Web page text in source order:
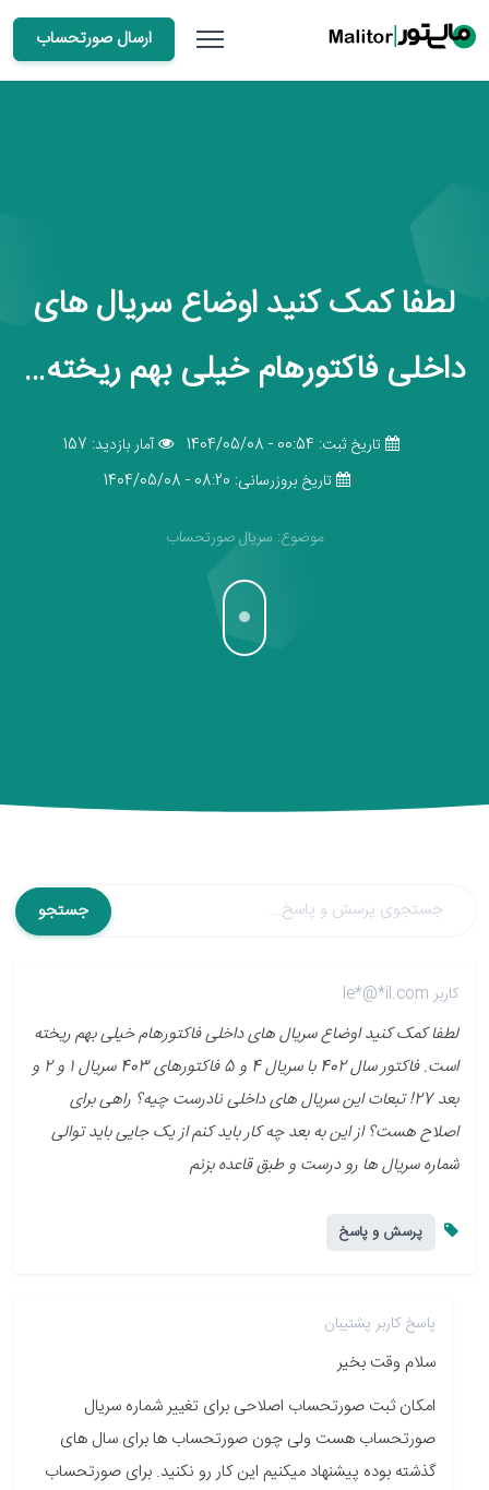
ارسال صورتحساب
لطفا کمک کنید اوضاع سریال های
داخلی فاکتورهام خیلی بهم ریخته…
تاریخ ثبت: 00:54 - 1404/05/08
آمار بازدید: 157
تاریخ بروزرسانی: 08:20 - 1404/05/08
موضوع: سریال صورتحساب
جستجو
کاربر le*@*il.com
لطفا کمک کنید اوضاع سریال های داخلی فاکتورهام خیلی بهم ریخته
است. فاکتور سال 402 با سریال 4 و 5 فاکتورهای 403 سریال 1 و 2 و
بعد 27! تبعات این سریال های داخلی نادرست چیه؟ راهی برای
اصلاح هست؟ از این به بعد چه کار باید کنم از یک جایی باید توالی
شماره سریال ها رو درست و طبق قاعده بزنم
پرسش و پاسخ
پاسخ کاربر پشتیبان
سلام وقت بخیر
امکان ثبت صورتحساب اصلاحی برای تغییر شماره سریال
صورتحساب هست ولی چون صورتحساب ها برای سال های
گذشته بوده پیشنهاد میکنیم این کار رو نکنید. برای صورتحساب